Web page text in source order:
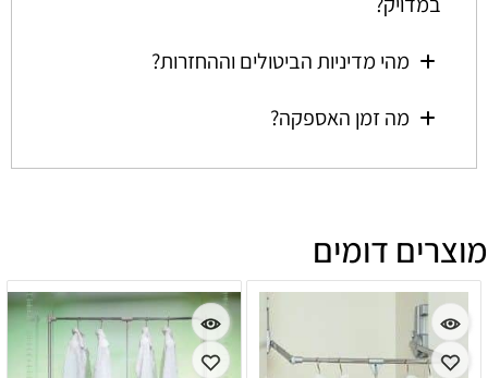
מהי מדיניות הביטולים וההחזרות?
מה זמן האספקה?
מוצרים דומים